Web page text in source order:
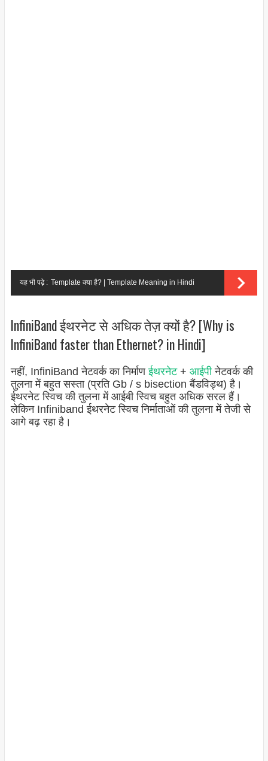
यह भी पढ़े : Template क्या है? | Template Meaning in Hindi
InfiniBand ईथरनेट से अधिक तेज़ क्यों है? [Why is
InfiniBand faster than Ethernet? in Hindi]
नहीं, InfiniBand नेटवर्क का निर्माणईथरनेट+ आईपीनेटवर्क की
तुलना में बहुत सस्ता (प्रति Gb / s bisection बैंडविड्थ) है।
ईथरनेट स्विच की तुलना में आईबी स्विच बहुत अधिक सरल हैं।
लेकिन Infiniband ईथरनेट स्विच निर्माताओं की तुलना में तेजी से
आगे बढ़ रहा है।